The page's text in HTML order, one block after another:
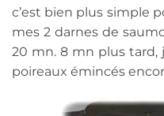
c’est bien plus simple
mes 2 darnes de
20 mn. 8 mn plus tard,
poireaux émincés